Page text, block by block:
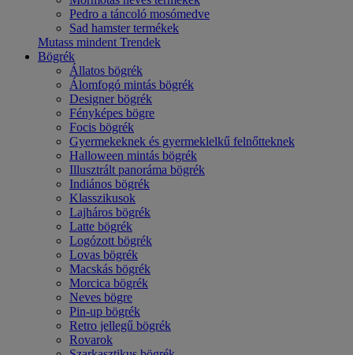
Pedro a táncoló mosómedve
Sad hamster termékek
Mutass mindent Trendek
Bögrék
Állatos bögrék
Álomfogó mintás bögrék
Designer bögrék
Fényképes bögre
Focis bögrék
Gyermekeknek és gyermeklelkű felnőtteknek
Halloween mintás bögrék
Illusztrált panoráma bögrék
Indiános bögrék
Klasszikusok
Lajháros bögrék
Latte bögrék
Logózott bögrék
Lovas bögrék
Macskás bögrék
Morcica bögrék
Neves bögre
Pin-up bögrék
Retro jellegű bögrék
Rovarok